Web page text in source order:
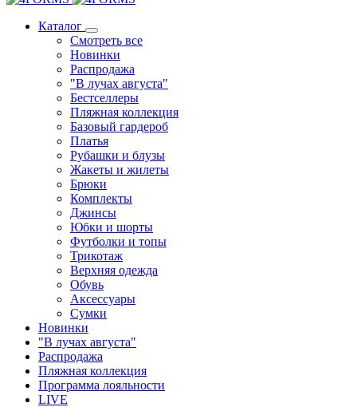
Каталог
Смотреть все
Новинки
Распродажа
"В лучах августа"
Бестселлеры
Пляжная коллекция
Базовый гардероб
Платья
Рубашки и блузы
Жакеты и жилеты
Брюки
Комплекты
Джинсы
Юбки и шорты
Футболки и топы
Трикотаж
Верхняя одежда
Обувь
Аксессуары
Сумки
Новинки
"В лучах августа"
Распродажа
Пляжная коллекция
Программа лояльности
LIVE